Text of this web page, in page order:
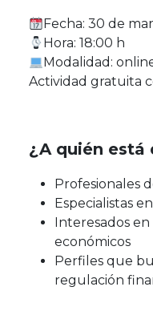
Fecha: 30 de
Hora: 18:00 h
Modalidad:
Actividad gratuita
¿A quién está
Profesionales
Especialistas
Interesados
económicos
Perfiles que
regulación